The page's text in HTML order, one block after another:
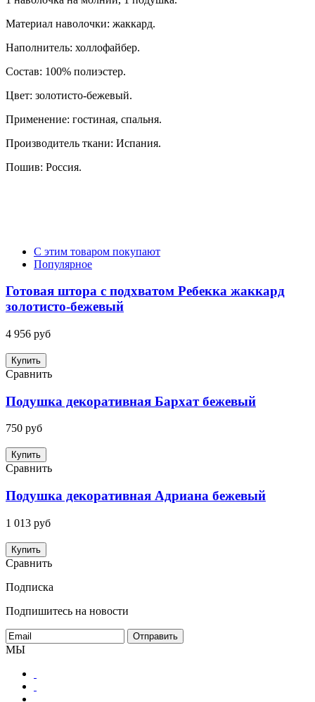
Материал наволочки: жаккард.
Наполнитель: холлофайбер.
Состав: 100% полиэстер.
Цвет: золотисто-бежевый.
Применение: гостиная, спальня.
Производитель ткани: Испания.
Пошив: Россия.
С этим товаром покупают
Популярное
Готовая штора с подхватом Ребекка жаккард
золотисто-бежевый
4 956 руб
Купить
Сравнить
Подушка декоративная Бархат бежевый
750 руб
Купить
Сравнить
Подушка декоративная Адриана бежевый
1 013 руб
Купить
Сравнить
Подписка
Подпишитесь на новости
МЫ